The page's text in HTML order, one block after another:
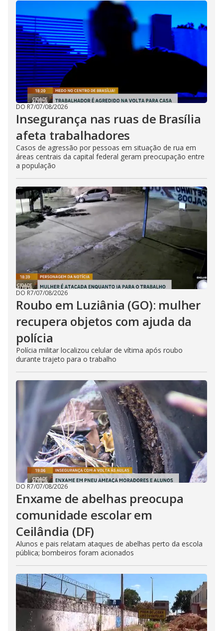
DO R7/07/08/2026
Insegurança nas ruas de Brasília
afeta trabalhadores
Casos de agressão por pessoas em situação de rua em
áreas centrais da capital federal geram preocupação entre
a população
DO R7/07/08/2026
Roubo em Luziânia (GO): mulher
recupera objetos com ajuda da
polícia
Polícia militar localizou celular de vítima após roubo
durante trajeto para o trabalho
DO R7/07/08/2026
Enxame de abelhas preocupa
comunidade escolar em
Ceilândia (DF)
Alunos e pais relatam ataques de abelhas perto da escola
pública; bombeiros foram acionados